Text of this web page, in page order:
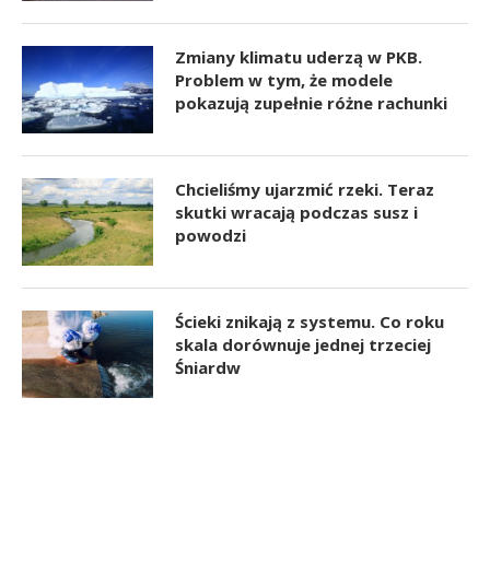
Zmiany klimatu uderzą w PKB.
Problem w tym, że modele
pokazują zupełnie różne rachunki
Chcieliśmy ujarzmić rzeki. Teraz
skutki wracają podczas susz i
powodzi
Ścieki znikają z systemu. Co roku
skala dorównuje jednej trzeciej
Śniardw